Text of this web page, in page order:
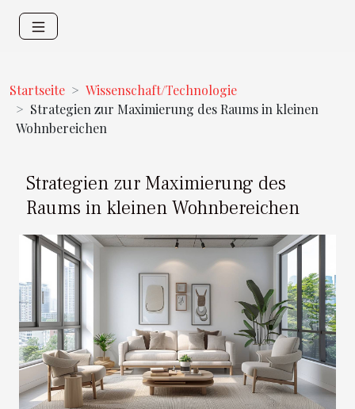
Startseite
Wissenschaft/Technologie
Strategien zur Maximierung des Raums in kleinen
Wohnbereichen
Strategien zur Maximierung des
Raums in kleinen Wohnbereichen